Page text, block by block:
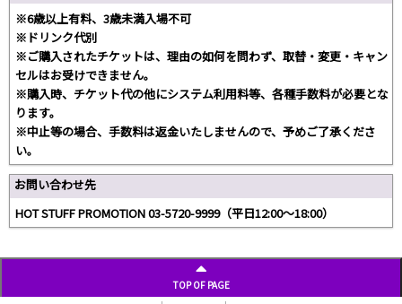
※6歳以上有料、3歳未満入場不可
※ドリンク代別
※ご購入されたチケットは、理由の如何を問わず、取替・変更・キャン
セルはお受けできません。
※購入時、チケット代の他にシステム利用料等、各種手数料が必要とな
ります。
※中止等の場合、手数料は返金いたしませんので、予めご了承くださ
い。
お問い合わせ先
HOT STUFF PROMOTION 03-5720-9999（平日12:00〜18:00）
TOP OF PAGE